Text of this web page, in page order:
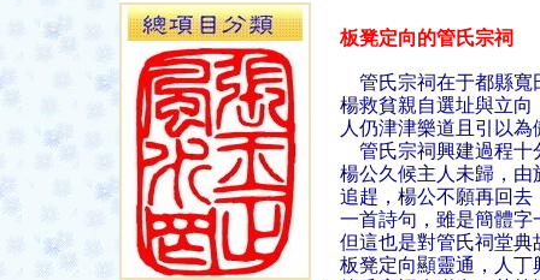
板凳定向的管氏宗祠
管氏宗祠在于都縣寬
楊救貧親自選址與立
人仍津津樂道且引以為
管氏宗祠興建過程十
楊公久候主人未歸，
追趕，楊公不願再回
一首詩句，雖是簡體
但這也是對管氏祠堂典
板凳定向顯靈通，人丁